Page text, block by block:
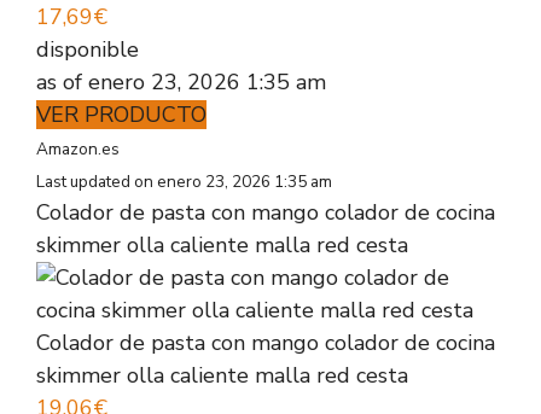
17,69€
disponible
as of enero 23, 2026 1:35 am
VER PRODUCTO
Amazon.es
Last updated on enero 23, 2026 1:35 am
Colador de pasta con mango colador de cocina
skimmer olla caliente malla red cesta
Colador de pasta con mango colador de cocina
skimmer olla caliente malla red cesta
19,06€